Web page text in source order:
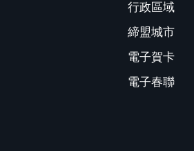
行政區域
締盟城市
電子賀卡
電子春聯